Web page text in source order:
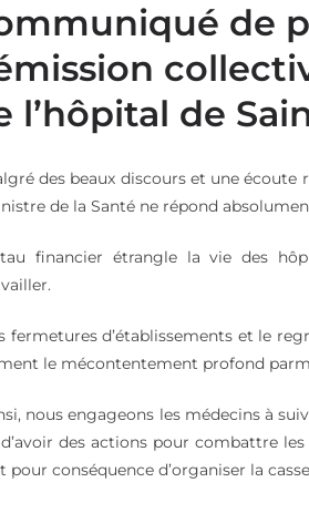
de
l’hôpital de
des beaux discours et une écoute
de la Santé ne répond
financier étrangle la vie des
fermetures d’établissements et le
le mécontentement profond
nous engageons les médecins à
des actions pour combattre
pour conséquence d’organiser la